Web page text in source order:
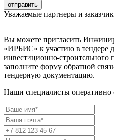
Уважаемые партнеры и
Вы можете пригласить
«ИРБИС» к участию в тендере
инвестиционно-строительного
заполните форму обратной
тендерную документацию.
Наши специалисты оперативно